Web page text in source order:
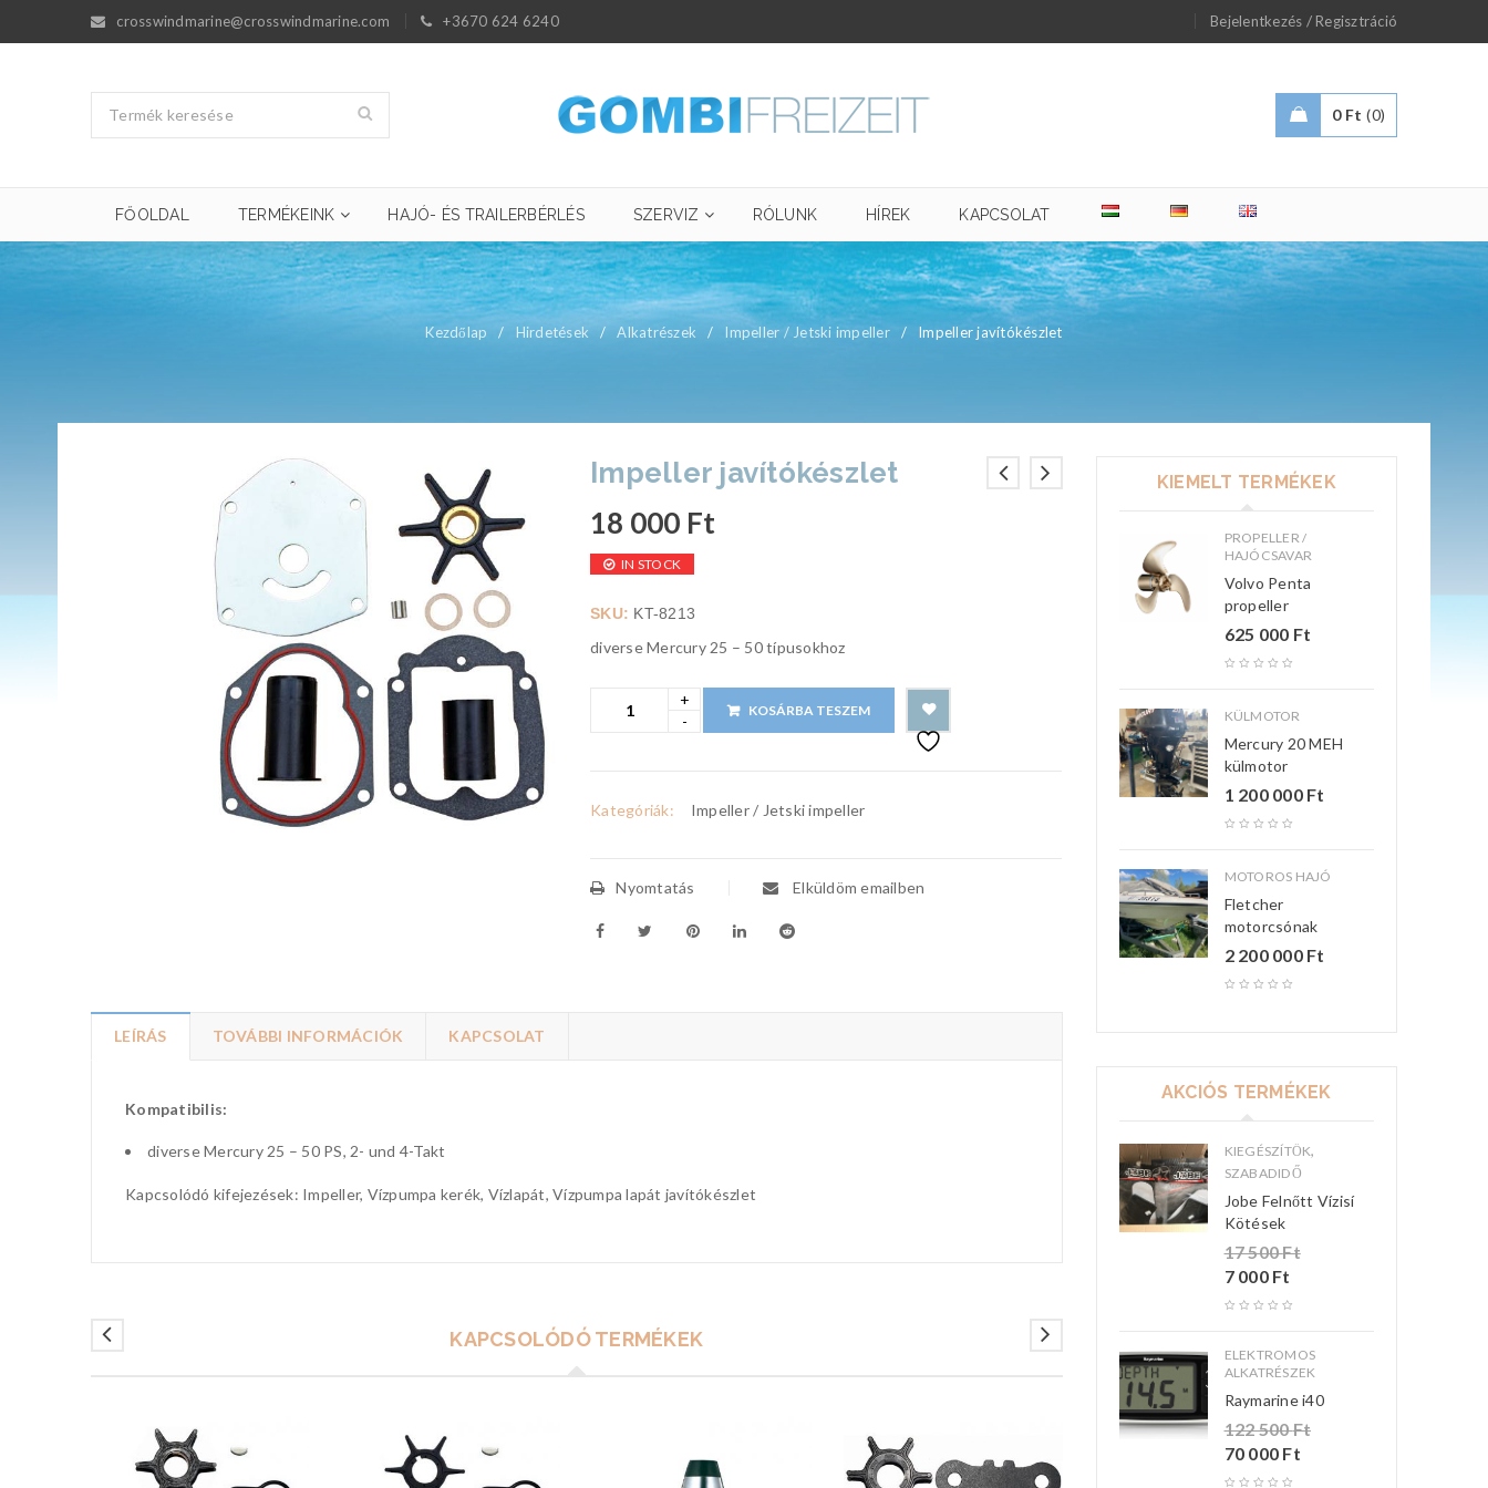
crosswindmarine@crosswindmarine.com +3670 624 6240 Bejelentkezés / Regisztráció
0 Ft 0
FŐOLDAL TERMÉKEINK HAJÓ- ÉS TRAILERBÉRLÉS SZERVIZ RÓLUNK HÍREK KAPCSOLAT
Kezdőlap / Hirdetések / Alkatrészek / Impeller / Jetski impeller / Impeller javítókészlet
Impeller javítókészlet
18 000 Ft
IN STOCK
SKU: KT-8213
diverse Mercury 25 – 50 típusokhoz
KOSÁRBA TESZEM
Kategóriák: Impeller / Jetski impeller
Nyomtatás Elküldöm emailben
LEÍRÁS TOVÁBBI INFORMÁCIÓK KAPCSOLAT
Kompatibilis:
diverse Mercury 25 – 50 PS, 2- und 4-Takt
Kapcsolódó kifejezések: Impeller, Vízpumpa kerék, Vízlapát, Vízpumpa lapát javítókészlet
KAPCSOLÓDÓ TERMÉKEK
KIEMELT TERMÉKEK
PROPELLER /
HAJÓCSAVAR
Volvo Penta
propeller
625 000 Ft
KÜLMOTOR
Mercury 20 MEH
külmotor
1 200 000 Ft
MOTOROS HAJÓ
Fletcher
motorcsónak
2 200 000 Ft
AKCIÓS TERMÉKEK
KIEGÉSZÍTŐK,
SZABADIDŐ
Jobe Felnőtt Vízisí
Kötések
17 500Ft
7 000 Ft
ELEKTROMOS
ALKATRÉSZEK
Raymarine i40
122 500Ft
70 000 Ft